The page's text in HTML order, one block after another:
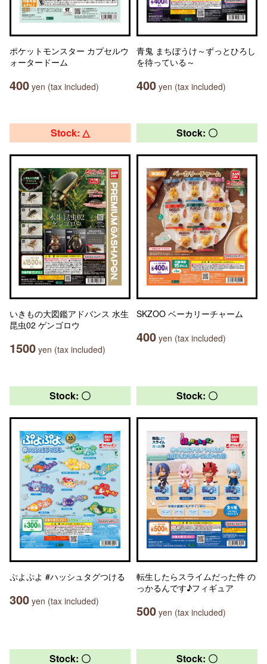
ポケットモンスター カプセルウ
ォータードーム
400 yen (tax included)
青鬼 まちぼうけ～ずっとひろし
を待っている～
400 yen (tax included)
Stock: △
いきもの大図鑑アドバンス 水生
昆虫02 ゲンゴロウ
1500 yen (tax included)
Stock: 〇
SKZOO ベーカリーチャーム
400 yen (tax included)
Stock: 〇
ぷよぷよ #ハッシュタグつける
300 yen (tax included)
Stock: 〇
転生したらスライムだった件 の
っかるんです♪フィギュア
500 yen (tax included)
Stock: 〇 Stock: 〇